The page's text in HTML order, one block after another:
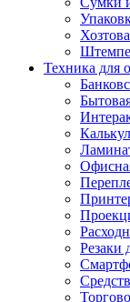
Техника для
Резаки